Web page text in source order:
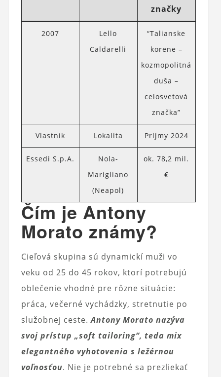
značky
2007
Lello
Caldarelli
“Talianske
korene –
kozmopolitná
duša –
celosvetová
značka”
Vlastník Lokalita Príjmy 2024
Essedi S.p.A.
Nola-
Marigliano
(Neapol)
ok. 78,2 mil.
€
Čím je Antony
Morato známy?
Cieľová skupina sú dynamickí muži vo
veku od 25 do 45 rokov, ktorí potrebujú
oblečenie vhodné pre rôzne situácie:
práca, večerné vychádzky, stretnutie po
služobnej ceste.Antony Morato nazýva
svoj prístup „soft tailoring“, teda mix
elegantného vyhotovenia s ležérnou
voľnosťou. Nie je potrebné sa prezliekať